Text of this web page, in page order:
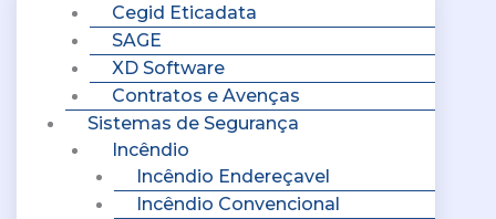
Cegid Eticadata
SAGE
XD Software
Contratos e Avenças
Sistemas de Segurança
Incêndio
Incêndio Endereçavel
Incêndio Convencional